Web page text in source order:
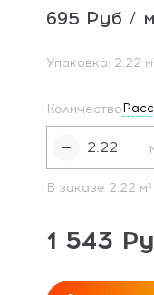
695 Руб /
Упаковка: 2.22
Количество
В заказе 2.22 м²
1 543